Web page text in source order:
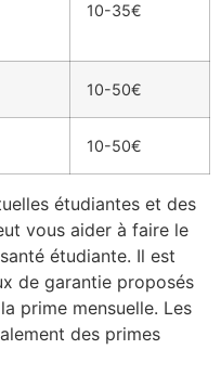
10-35€
10-50€
10-50€
étudiantes et des
vous aider à faire le
étudiante. Il est
de garantie proposés
prime mensuelle. Les
des primes